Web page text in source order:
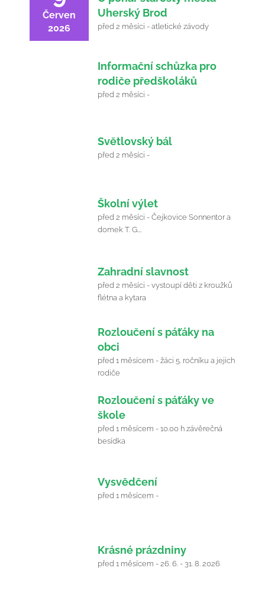
Červen
2026
Uherský Brod
před 2 měsíci - atletické závody
Informační schůzka pro
rodiče předškoláků
před 2 měsíci -
Světlovský bál
před 2 měsíci -
Školní výlet
před 2 měsíci - Čejkovice Sonnentor a
domek T. G.…
Zahradní slavnost
před 2 měsíci - vystoupí děti z kroužků
flétna a kytara
Rozloučení s páťáky na
obci
před 1 měsícem - žáci 5. ročníku a jejich
rodiče
Rozloučení s páťáky ve
škole
před 1 měsícem - 10.00 h závěrečná
besídka
Vysvědčení
před 1 měsícem -
Krásné prázdniny
před 1 měsícem - 26. 6. - 31. 8. 2026